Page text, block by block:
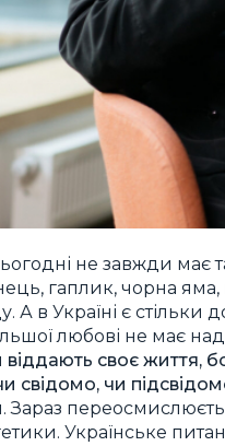
не завжди
гаплик, чорна
А в Україні є стільки
любові не має
віддають своє життя,
свідомо, чи
Українське